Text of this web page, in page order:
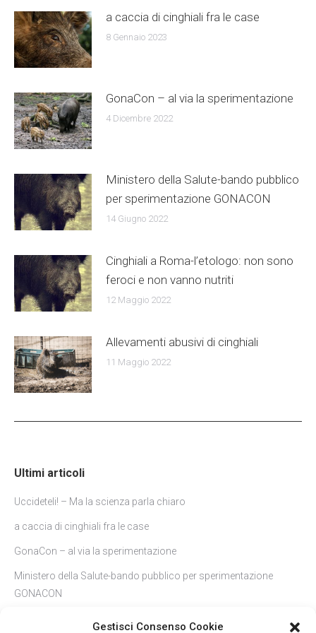
Gestisci Consenso Cookie
a caccia di cinghiali fra le case
8 Gennaio 2023
GonaCon – al via la sperimentazione
4 Dicembre 2022
Ministero della Salute-bando pubblico
per sperimentazione GONACON
14 Giugno 2022
Cinghiali a Roma-l’etologo: non sono
feroci e non vanno nutriti
12 Maggio 2022
Allevamenti abusivi di cinghiali
11 Maggio 2022
Ultimi articoli
Uccideteli! – Ma la scienza parla chiaro
a caccia di cinghiali fra le case
GonaCon – al via la sperimentazione
Ministero della Salute-bando pubblico per sperimentazione
GONACON